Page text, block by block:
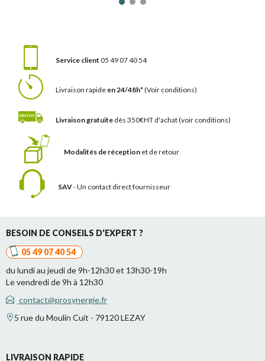
Service client 05 49 07 40 54
Livraison rapide en 24/48h*(Voir conditions)
Livraison gratuite dès 350€HT d'achat(voir conditions)
Modalités de réception et de retour
SAV- Un contact direct fournisseur
BESOIN DE CONSEILS D'EXPERT ?
05 49 07 40 54
du lundi au jeudi de 9h-12h30 et 13h30-19h
Le vendredi de 9h à 12h30
contact@prosynergie.fr
5 rue du Moulin Cuit - 79120 LEZAY
LIVRAISON RAPIDE